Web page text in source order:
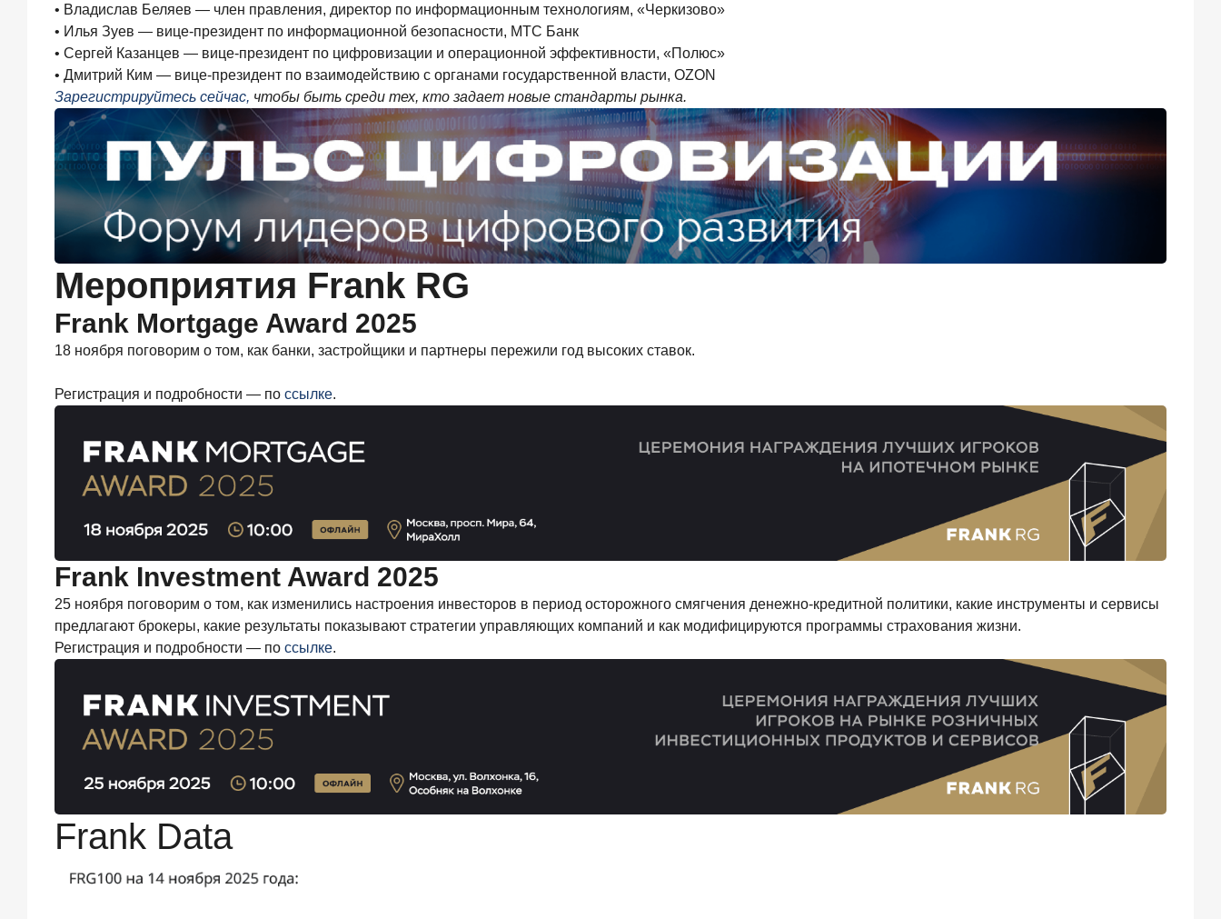
стандарты
банковского
контакт-
центра
25
июня
2026
года
ИССЛЕДОВАНИЕ
Ипотека
в
России:
итоги
2026
года
цифрах
22
года
индустриальный
стандарт»:
завоевывают
private-
клиентов
Рассылка
Frank
RG
Итоги
наша
основных
событий
на банковском
• Владислав Беляев — член правления, директор по информационным технологиям, «Черкизово»
• Илья Зуев — вице-президент по информационной безопасности, МТС Банк
• Сергей Казанцев — вице-президент по цифровизации и операционной эффективности, «Полюс»
• Дмитрий Ким — вице-президент по взаимодействию с органами государственной власти, OZON
Зарегистрируйтесь сейчас, чтобы быть среди тех, кто задает новые стандарты рынка.
Мероприятия Frank RG
Frank Mortgage Award 2025
18 ноября поговорим о том, как банки, застройщики и партнеры пережили год высоких ставок.
Регистрация и подробности — по ссылке.
Frank Investment Award 2025
25 ноября поговорим о том, как изменились настроения инвесторов в период осторожного смягчения денежно-кредитной политики, какие инструменты и сервисы
предлагают брокеры, какие результаты показывают стратегии управляющих компаний и как модифицируются программы страхования жизни.
Регистрация и подробности — по ссылке.
Frank Data